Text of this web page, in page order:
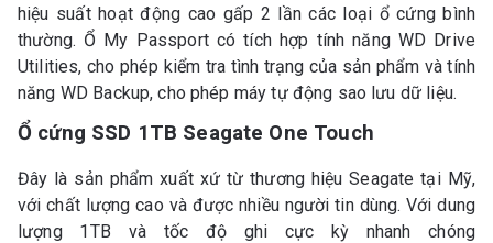
hiệu suất hoạt động cao gấp 2 lần các loại ổ cứng bình
thường. Ổ My Passport có tích hợp tính năng WD Drive
Utilities, cho phép kiểm tra tình trạng của sản phẩm và tính
năng WD Backup, cho phép máy tự động sao lưu dữ liệu.
Ổ cứng SSD 1TB Seagate One Touch
Đây là sản phẩm xuất xứ từ thương hiệu Seagate tại Mỹ,
với chất lượng cao và được nhiều người tin dùng. Với dung
lượng 1TB và tốc độ ghi cực kỳ nhanh chóng